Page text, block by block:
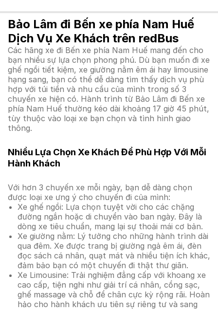
Bảo Lâm đi Bến xe phía Nam Huế
Dịch Vụ Xe Khách trên redBus
Các hãng xe đi Bến xe phía Nam Huế mang đến cho
bạn nhiều sự lựa chọn phong phú. Dù bạn muốn đi xe
ghế ngồi tiết kiệm, xe giường nằm êm ái hay limousine
hạng sang, bạn có thể dễ dàng tìm thấy dịch vụ phù
hợp với túi tiền và nhu cầu của mình trong số 3
chuyến xe hiện có. Hành trình từ Bảo Lâm đi Bến xe
phía Nam Huế thường kéo dài khoảng 17 giờ 45 phút,
tùy thuộc vào loại xe bạn chọn và tình hình giao
thông.
Nhiều Lựa Chọn Xe Khách Để Phù Hợp Với Mỗi
Hành Khách
Với hơn 3 chuyến xe mỗi ngày, bạn dễ dàng chọn
được loại xe ưng ý cho chuyến đi của mình:
Xe ghế ngồi: Lựa chọn tuyệt vời cho các chặng
đường ngắn hoặc di chuyển vào ban ngày. Đây là
dòng xe tiêu chuẩn, mang lại sự thoải mái cơ bản.
Xe giường nằm: Lý tưởng cho những hành trình dài
qua đêm. Xe được trang bị giường ngả êm ái, đèn
đọc sách cá nhân, quạt mát và nhiều tiện ích khác,
đảm bảo bạn có một chuyến đi thật thư giãn.
Xe Limousine: Trải nghiệm đẳng cấp với khoang xe
cao cấp, tiện nghi như giải trí cá nhân, cổng sạc,
ghế massage và chỗ để chân cực kỳ rộng rãi. Hoàn
hảo cho hành khách ưu tiên sự riêng tư và sang